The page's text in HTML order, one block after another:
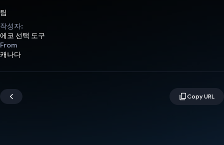
팀
작성자:
에코 선택 도구
From
캐나다